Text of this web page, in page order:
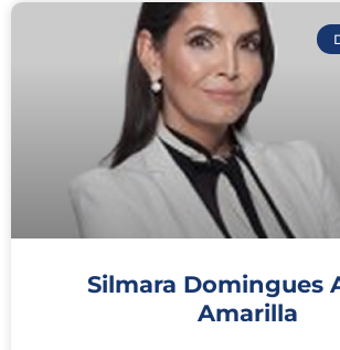
Silmara Domingues
Amarilla